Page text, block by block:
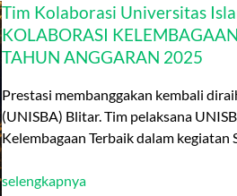
Tim Kolaborasi Universitas
KOLABORASI
TAHUN ANGGARAN 2025
Prestasi membanggakan kembali
(UNISBA) Blitar. Tim pelaksana
Kelembagaan Terbaik dalam
selengkapnya